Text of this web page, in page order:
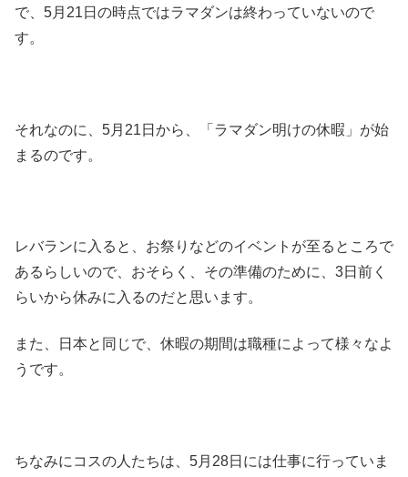
で、5月21日の時点ではラマダンは終わっていないので
す。
それなのに、5月21日から、「ラマダン明けの休暇」が始
まるのです。
レバランに入ると、お祭りなどのイベントが至るところで
あるらしいので、おそらく、その準備のために、3日前く
らいから休みに入るのだと思います。
また、日本と同じで、休暇の期間は職種によって様々なよ
うです。
ちなみにコスの人たちは、5月28日には仕事に行っていま